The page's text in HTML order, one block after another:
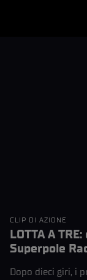
CLIP DI AZIONE
LOTTA A
Superpole
Dopo dieci giri, i